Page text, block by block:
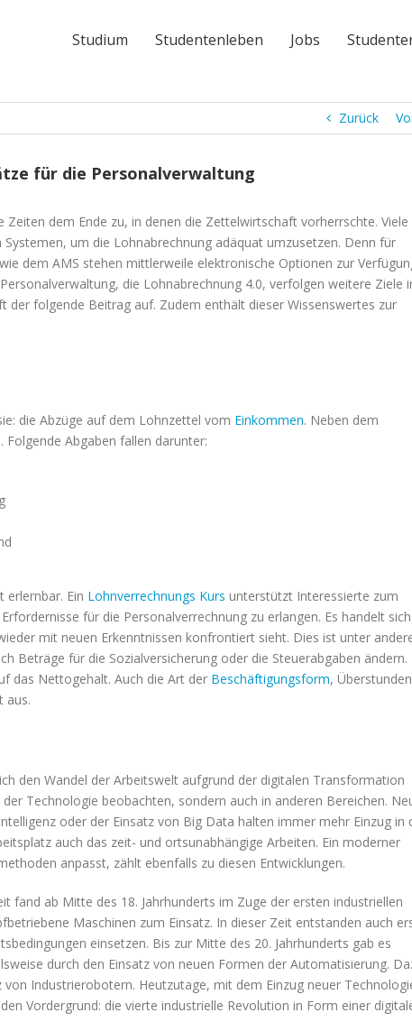
Studium Studentenleben Jobs
Zurück
für die Personalverwaltung
dem Ende zu, in denen die Zettelwirtschaft vorherrschte. Viele
um die Lohnabrechnung adäquat umzusetzen. Denn für
dem AMS stehen mittlerweile elektronische Optionen zur
die Lohnabrechnung 4.0, verfolgen weitere Ziele
der folgende Beitrag auf. Zudem enthält dieser Wissenswertes zur
die Abzüge auf dem Lohnzettel vom Einkommen. Neben dem
Folgende Abgaben fallen darunter:
erlernbar. Ein Lohnverrechnungs Kurs unterstützt Interessierte zum
für die Personalverrechnung zu erlangen. Es handelt sich
mit neuen Erkenntnissen konfrontiert sieht. Dies ist unter
Beträge für die Sozialversicherung oder die Steuerabgaben ändern.
das Nettogehalt. Auch die Art der Beschäftigungsform, Überstunden
aus.
den Wandel der Arbeitswelt aufgrund der digitalen Transformation
Technologie beobachten, sondern auch in anderen Bereichen.
oder der Einsatz von Big Data halten immer mehr Einzug in
auch das zeit- und ortsunabhängige Arbeiten. Ein moderner
anpasst, zählt ebenfalls zu diesen Entwicklungen.
fand ab Mitte des 18. Jahrhunderts im Zuge der ersten industriellen
Maschinen zum Einsatz. In dieser Zeit entstanden auch
einsetzen. Bis zur Mitte des 20. Jahrhunderts gab es
durch den Einsatz von neuen Formen der Automatisierung.
Industrierobotern. Heutzutage, mit dem Einzug neuer
Vordergrund: die vierte industrielle Revolution in Form einer